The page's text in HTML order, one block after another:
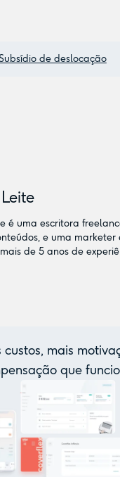
de deslocação
é uma escritora
e uma marketer
de 5 anos de
custos, mais
que